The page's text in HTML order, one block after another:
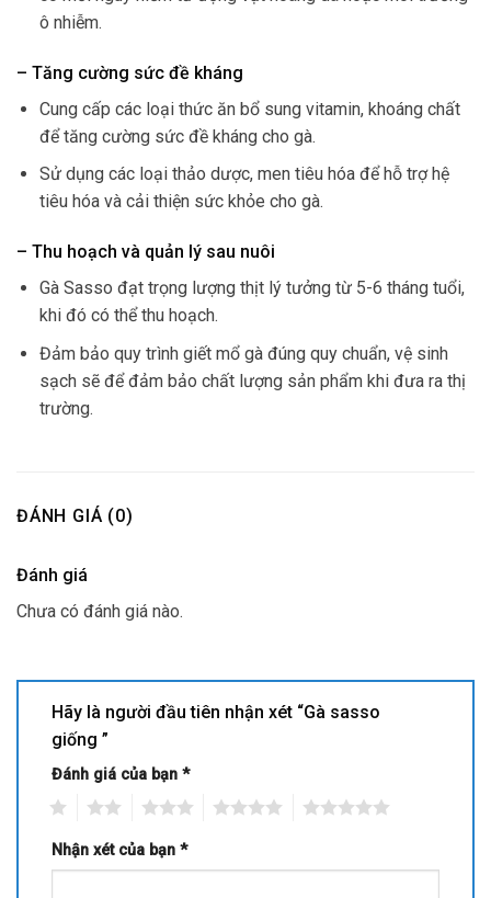
ô nhiễm.
– Tăng cường sức đề kháng
Cung cấp các loại thức ăn bổ sung vitamin, khoáng chất
để tăng cường sức đề kháng cho gà.
Sử dụng các loại thảo dược, men tiêu hóa để hỗ trợ hệ
tiêu hóa và cải thiện sức khỏe cho gà.
– Thu hoạch và quản lý sau nuôi
Gà Sasso đạt trọng lượng thịt lý tưởng từ 5-6 tháng tuổi,
khi đó có thể thu hoạch.
Đảm bảo quy trình giết mổ gà đúng quy chuẩn, vệ sinh
sạch sẽ để đảm bảo chất lượng sản phẩm khi đưa ra thị
trường.
ĐÁNH GIÁ (0)
Đánh giá
Chưa có đánh giá nào.
Hãy là người đầu tiên nhận xét “Gà sasso
giống ”
Đánh giá của bạn *
Nhận xét của bạn *